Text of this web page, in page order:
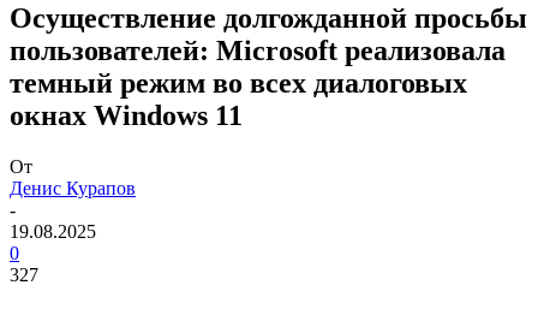
Осуществление долгожданной просьбы
пользователей: Microsoft реализовала
темный режим во всех диалоговых
окнах Windows 11
От
Денис Курапов
-
19.08.2025
0
327